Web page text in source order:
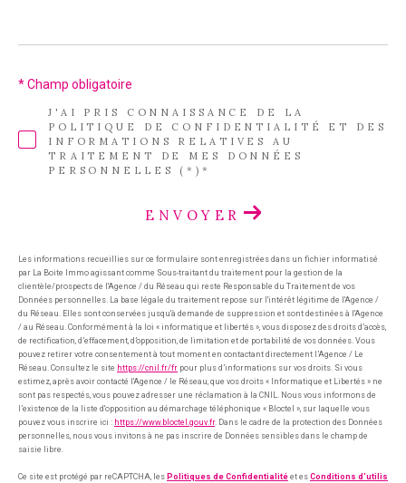
J'AI PRIS CONNAISSANCE DE LA
POLITIQUE DE CONFIDENTIALITÉ ET DES
INFORMATIONS RELATIVES AU
TRAITEMENT DE MES DONNÉES
PERSONNELLES (*)*
* Champ obligatoire
ENVOYER
Les informations recueillies sur ce formulaire sont enregistrées dans un fichier informatisé
par La Boite Immo agissant comme Sous-traitant du traitement pour la gestion de la
clientèle/prospects de l'Agence / du Réseau qui reste Responsable du Traitement de vos
Données personnelles. La base légale du traitement repose sur l'intérêt légitime de l'Agence /
du Réseau. Elles sont conservées jusqu'à demande de suppression et sont destinées à l'Agence
/ au Réseau. Conformément à la loi « informatique et libertés », vous disposez des droits d’accès,
de rectification, d’effacement, d’opposition, de limitation et de portabilité de vos données. Vous
pouvez retirer votre consentement à tout moment en contactant directement l’Agence / Le
Réseau. Consultez le site https://cnil.fr/fr pour plus d’informations sur vos droits. Si vous
estimez, après avoir contacté l'Agence / le Réseau, que vos droits « Informatique et Libertés » ne
sont pas respectés, vous pouvez adresser une réclamation à la CNIL. Nous vous informons de
l’existence de la liste d'opposition au démarchage téléphonique « Bloctel », sur laquelle vous
pouvez vous inscrire ici : https://www.bloctel.gouv.fr. Dans le cadre de la protection des Données
personnelles, nous vous invitons à ne pas inscrire de Données sensibles dans le champ de
saisie libre.
Ce site est protégé par reCAPTCHA, les Politiques de Confidentialité et es Conditions d'utilis